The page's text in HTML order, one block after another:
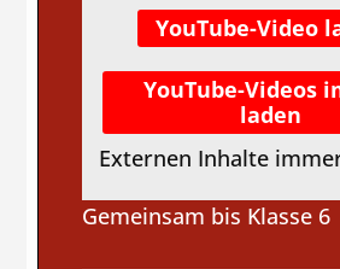
YouTube-Video
YouTube-Videos
laden
Externen Inhalte
Gemeinsam bis Klasse 6